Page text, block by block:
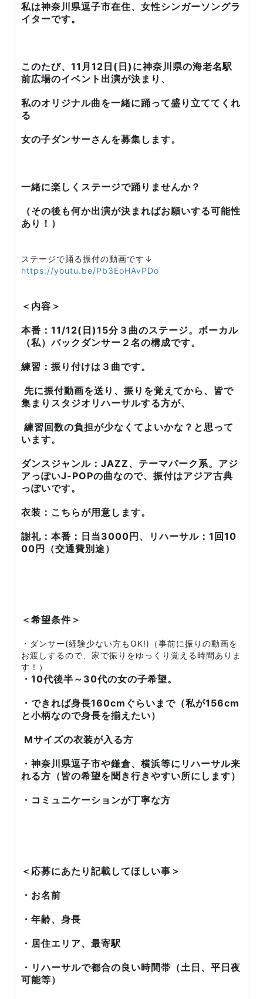
私は神奈川県逗子市在住、女性シンガーソングラ
イターです。
このたび、11月12日(日)に神奈川県の海老名駅
前広場のイベント出演が決まり、
私のオリジナル曲を一緒に踊って盛り立ててくれ
る
女の子ダンサーさんを募集します。
一緒に楽しくステージで踊りませんか？
（その後も何か出演が決まればお願いする可能性
あり！）
ステージで踊る振付の動画です↓
https://youtu.be/Pb3EoHAvPDo
＜内容＞
本番：11/12(日)15分３曲のステージ。ボーカル
（私）バックダンサー２名の構成です。
練習：振り付けは３曲です。
先に振付動画を送り、振りを覚えてから、皆で
集まりスタジオリハーサルする方が、
練習回数の負担が少なくてよいかな？と思って
います。
ダンスジャンル：JAZZ、テーマパーク系。アジ
アっぽいJ-POPの曲なので、振付はアジア古典
っぽいです。
衣装：こちらが用意します。
謝礼：本番：日当3000円、リハーサル：1回10
00円（交通費別途）
＜希望条件＞
・ダンサー(経験少ない方もOK!)（事前に振りの動画を
お渡しするので、家で振りをゆっくり覚える時間ありま
す！）
・10代後半～30代の女の子希望。
・できれば身長160cmぐらいまで（私が156cm
と小柄なので身長を揃えたい）
Mサイズの衣装が入る方
・神奈川県逗子市や鎌倉、横浜等にリハーサル来
れる方（皆の希望を聞き行きやすい所にします）
・コミュニケーションが丁寧な方
＜応募にあたり記載してほしい事＞
・お名前
・年齢、身長
・居住エリア、最寄駅
・リハーサルで都合の良い時間帯（土日、平日夜
可能等）